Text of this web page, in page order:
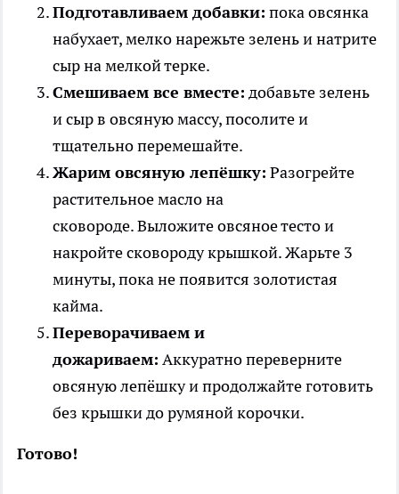
Подготавливаем добавки: пока овсянка
набухает, мелко нарежьте зелень и натрите
сыр на мелкой терке.
Смешиваем все вместе: добавьте зелень
и сыр в овсяную массу, посолите и
тщательно перемешайте.
Жарим овсяную лепёшку: Разогрейте
растительное масло на
сковороде. Выложите овсяное тесто и
накройте сковороду крышкой. Жарьте 3
минуты, пока не появится золотистая
кайма.
Переворачиваем и
дожариваем: Аккуратно переверните
овсяную лепёшку и продолжайте готовить
без крышки до румяной корочки.
Готово!